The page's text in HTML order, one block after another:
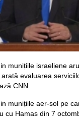
munițiile israeliene
arată evaluarea
CNN.
munițiile aer-sol pe
cu Hamas din 7